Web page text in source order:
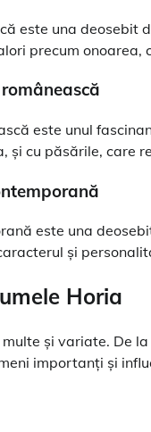
este una deosebit
precum onoarea,
este unul
și cu păsările, care
este una
și
Horia
și variate. De
importanți și